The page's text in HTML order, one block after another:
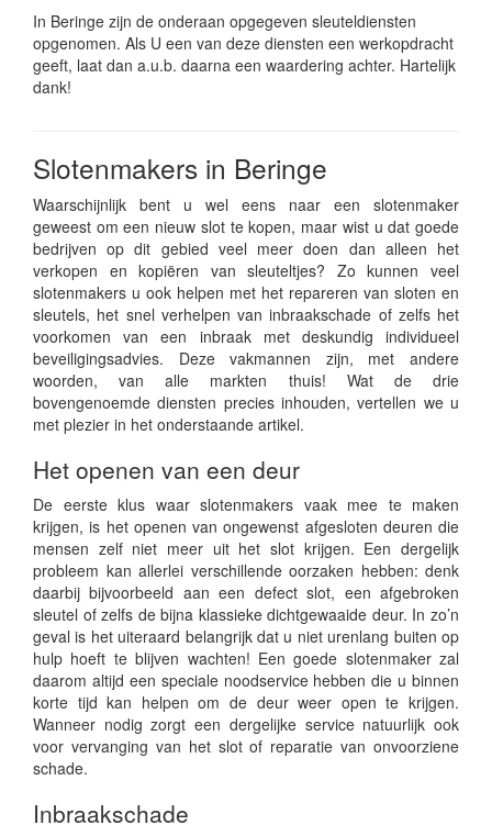
In Beringe zijn de onderaan opgegeven sleuteldiensten
opgenomen. Als U een van deze diensten een werkopdracht
geeft, laat dan a.u.b. daarna een waardering achter. Hartelijk
dank!
Slotenmakers in Beringe
Waarschijnlijk bent u wel eens naar een slotenmaker
geweest om een nieuw slot te kopen, maar wist u dat goede
bedrijven op dit gebied veel meer doen dan alleen het
verkopen en kopiëren van sleuteltjes? Zo kunnen veel
slotenmakers u ook helpen met het repareren van sloten en
sleutels, het snel verhelpen van inbraakschade of zelfs het
voorkomen van een inbraak met deskundig individueel
beveiligingsadvies. Deze vakmannen zijn, met andere
woorden, van alle markten thuis! Wat de drie
bovengenoemde diensten precies inhouden, vertellen we u
met plezier in het onderstaande artikel.
Het openen van een deur
De eerste klus waar slotenmakers vaak mee te maken
krijgen, is het openen van ongewenst afgesloten deuren die
mensen zelf niet meer uit het slot krijgen. Een dergelijk
probleem kan allerlei verschillende oorzaken hebben: denk
daarbij bijvoorbeeld aan een defect slot, een afgebroken
sleutel of zelfs de bijna klassieke dichtgewaaide deur. In zo’n
geval is het uiteraard belangrijk dat u niet urenlang buiten op
hulp hoeft te blijven wachten! Een goede slotenmaker zal
daarom altijd een speciale noodservice hebben die u binnen
korte tijd kan helpen om de deur weer open te krijgen.
Wanneer nodig zorgt een dergelijke service natuurlijk ook
voor vervanging van het slot of reparatie van onvoorziene
schade.
Inbraakschade